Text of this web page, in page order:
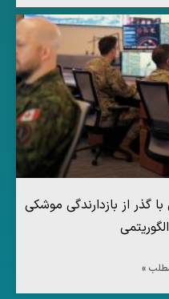
گذر از بازدارندگی موشکی
»